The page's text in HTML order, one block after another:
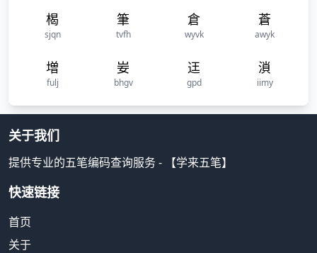
楬
sjqn
筆
tvfh
倉
wyvk
蒼
awyk
増
fulj
妛
bhgv
迋
gpd
溑
iimy
关于我们
提供专业的五笔编码查询服务 - 【学来五笔】
快速链接
首页
关于